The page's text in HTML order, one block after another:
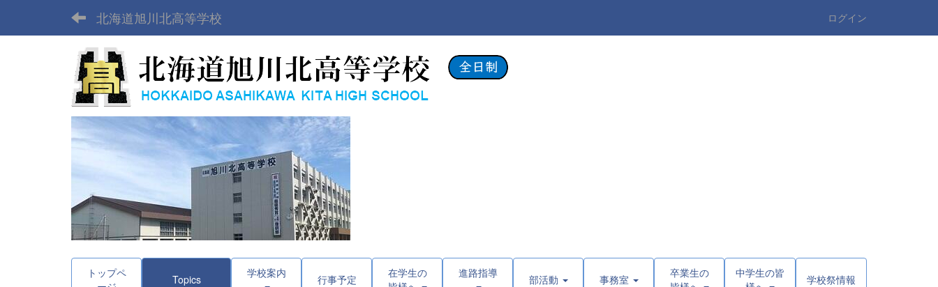
北海道旭川北高等学校 ログイン
トップペ
Topics 学校案内 行事予定
在学生の
進路指導 部活動 事務室
卒業生の
中学生の皆
学校祭情報